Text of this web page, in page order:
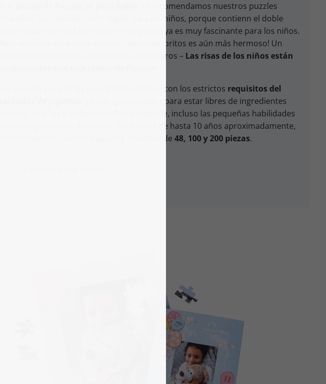
, te recomendamos nuestros puzzles
infantiles. Son ideales como regalo para los niños, porque contienn el doble
efecto Wow: Ver una foto suya en un puzzle ya es muy fascinante para los niños.
Pero una foto suya junto con sus héroes favoritos es aún más hermoso! Un
puzzle con unicornios, dinosaurios y bomberos – Las risas de los niños están
Los puzzles para niños puzzleYOU cumplen con los estrictos requisitos del
y están garantizados para estar libres de ingredientes
nocivos. Gracias al robusto cartón del puzzle, incluso las pequeñas habilidades
motoras gruesas se divertirán. Para niños de hasta 10 años aproximadamente,
recomendamos nuestros puzzles infantiles de 48, 100 y 200 piezas.